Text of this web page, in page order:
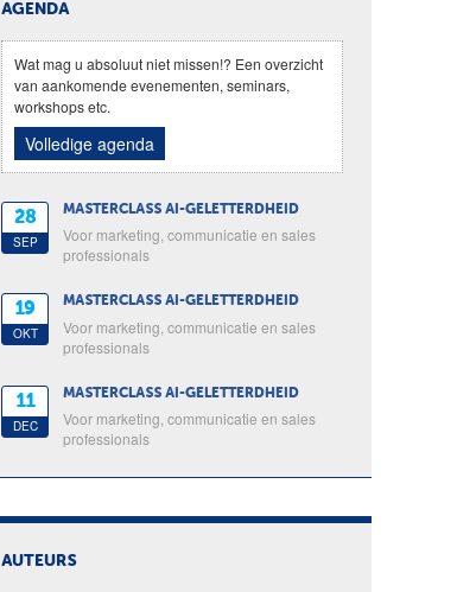
AGENDA
Wat mag u absoluut niet missen!? Een overzicht
van aankomende evenementen, seminars,
workshops etc.
Volledige agenda
28
SEP
MASTERCLASS AI-GELETTERDHEID
Voor marketing, communicatie en sales
professionals
19
OKT
MASTERCLASS AI-GELETTERDHEID
Voor marketing, communicatie en sales
professionals
11
DEC
MASTERCLASS AI-GELETTERDHEID
Voor marketing, communicatie en sales
professionals
AUTEURS